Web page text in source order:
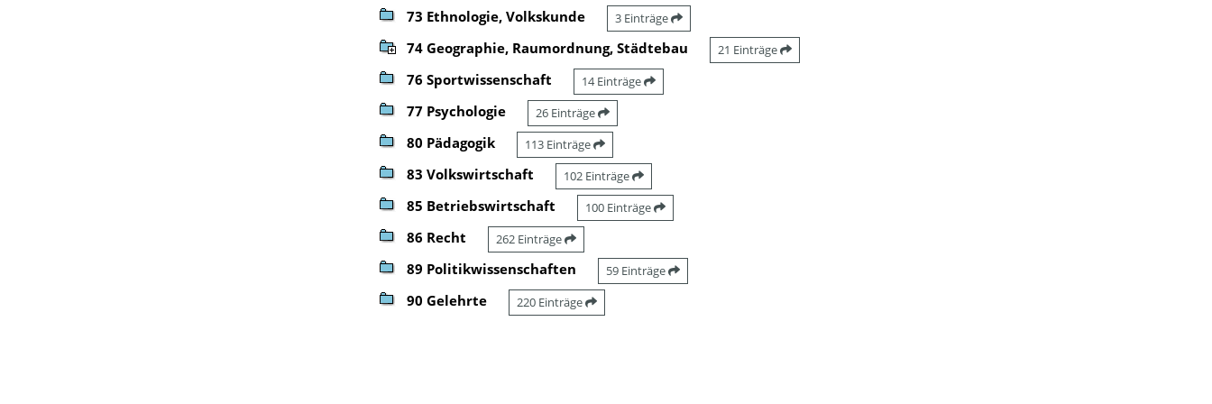
73 Ethnologie, Volkskunde 3 Einträge
74 Geographie, Raumordnung, Städtebau 21 Einträge
76 Sportwissenschaft 14 Einträge
77 Psychologie 26 Einträge
80 Pädagogik 113 Einträge
83 Volkswirtschaft 102 Einträge
85 Betriebswirtschaft 100 Einträge
86 Recht 262 Einträge
89 Politikwissenschaften 59 Einträge
90 Gelehrte 220 Einträge